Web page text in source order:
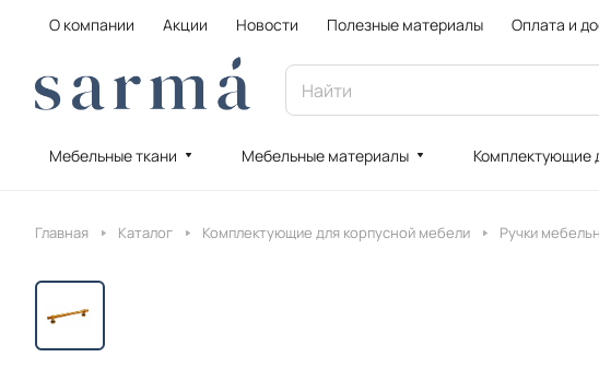
О компании Акции Новости Полезные материалы Оплата и
Мебельные ткани Мебельные материалы Комплектующие
Главная Каталог Комплектующие для корпусной мебели Ручки